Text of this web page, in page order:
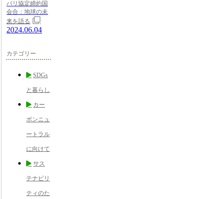
パリ協定締約国
会合：地球の未
来を語る
2024.06.04
カテゴリー
SDGs
と暮らし
カー
ボンニュ
ートラル
に向けて
サス
テナビリ
ティのた